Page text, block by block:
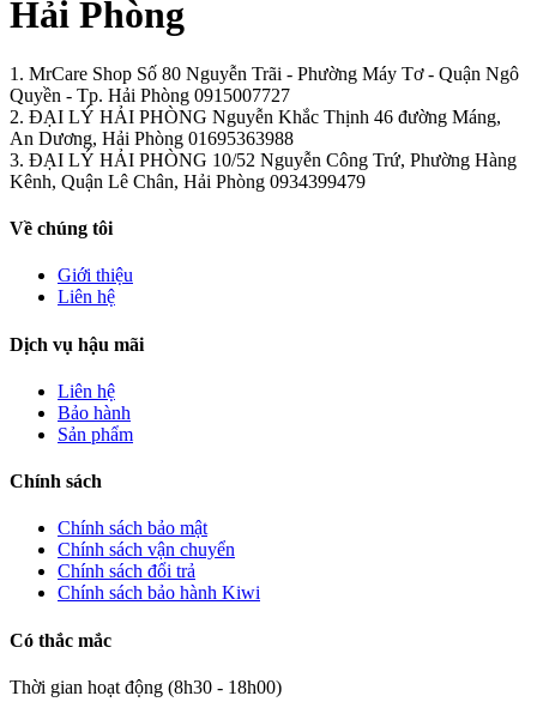
Hải Phòng
1. MrCare Shop Số 80 Nguyễn Trãi - Phường Máy Tơ - Quận Ngô
Quyền - Tp. Hải Phòng 0915007727
2. ĐẠI LÝ HẢI PHÒNG Nguyễn Khắc Thịnh 46 đường Máng,
An Dương, Hải Phòng 01695363988
3. ĐẠI LÝ HẢI PHÒNG 10/52 Nguyễn Công Trứ, Phường Hàng
Kênh, Quận Lê Chân, Hải Phòng 0934399479
Về chúng tôi
Giới thiệu
Liên hệ
Dịch vụ hậu mãi
Liên hệ
Bảo hành
Sản phẩm
Chính sách
Chính sách bảo mật
Chính sách vận chuyển
Chính sách đổi trả
Chính sách bảo hành Kiwi
Có thắc mắc
Thời gian hoạt động (8h30 - 18h00)